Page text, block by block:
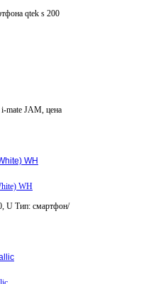
qtek s 200
mate JAM, цена
WH
U Тип: смартфон/